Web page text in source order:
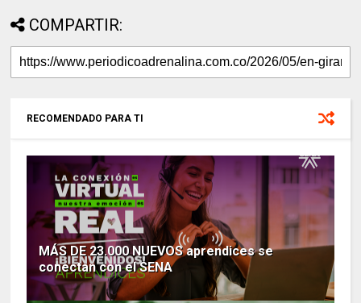
COMPARTIR:
RECOMENDADO PARA TI
MÁS DE 23.000 NUEVOS aprendices se
conectan con el SENA